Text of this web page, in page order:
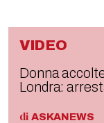
VIDEO
Donna
Londra:
di ASKANEWS